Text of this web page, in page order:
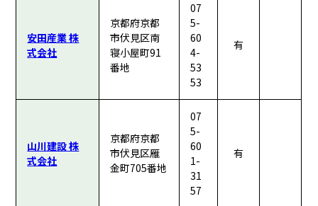
安田産業 株
式会社
京都府京都
市伏見区南
寝小屋町91
番地
07
5-
60
4-
53
53
有
山川建設 株
式会社
京都府京都
市伏見区雁
金町705番地
07
5-
60
1-
31
57
有